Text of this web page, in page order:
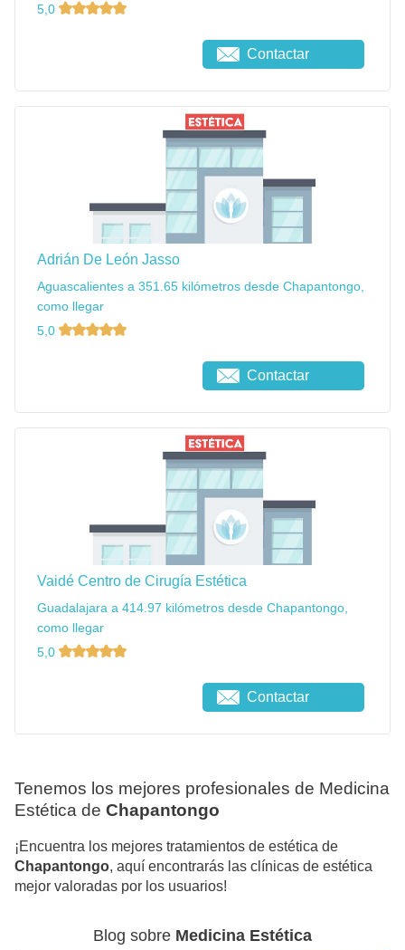
5,0
Contactar
Adrián De León Jasso
Aguascalientes a 351.65 kilómetros desde Chapantongo,
como llegar
5,0
Contactar
Vaidé Centro de Cirugía Estética
Guadalajara a 414.97 kilómetros desde Chapantongo,
como llegar
5,0
Contactar
Tenemos los mejores profesionales de Medicina
Estética de Chapantongo
¡Encuentra los mejores tratamientos de estética de
Chapantongo, aquí encontrarás las clínicas de estética
mejor valoradas por los usuarios!
Blog sobre Medicina Estética